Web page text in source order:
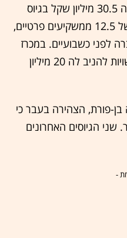
היום (ג') בהצלחה. החברה גייסה 30.5 מיליון שקל בגיוס
הציבורי, ואלה מתווספים לגיוס של 12.5 ממשקיעים פרטיים,
לפני כשבועיים. במכרז
הנפיקה החברה גם אופציות עשויות להניב לה 20 מיליון
פורת, הצהירה בעבר כי
15 מיליון דולר. שני הגיוסים האחרונים
-